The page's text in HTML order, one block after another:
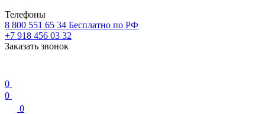
Телефоны
8 800 551 65 34 Бесплатно по РФ
+7 918 456 03 32
Заказать звонок
0
0
0